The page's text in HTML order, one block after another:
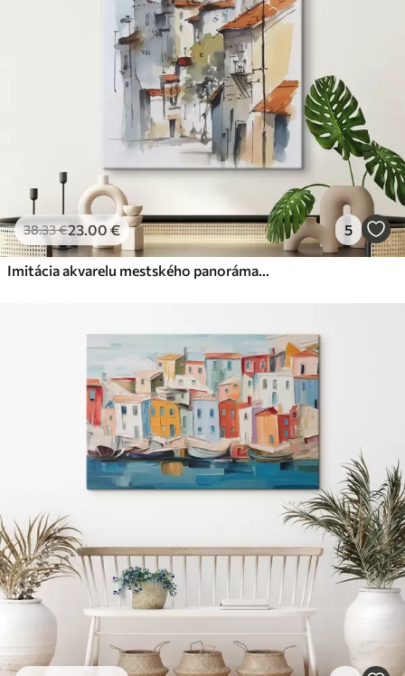
38.33€23.00 € 5
Imitácia akvarelu mestského panorámatu